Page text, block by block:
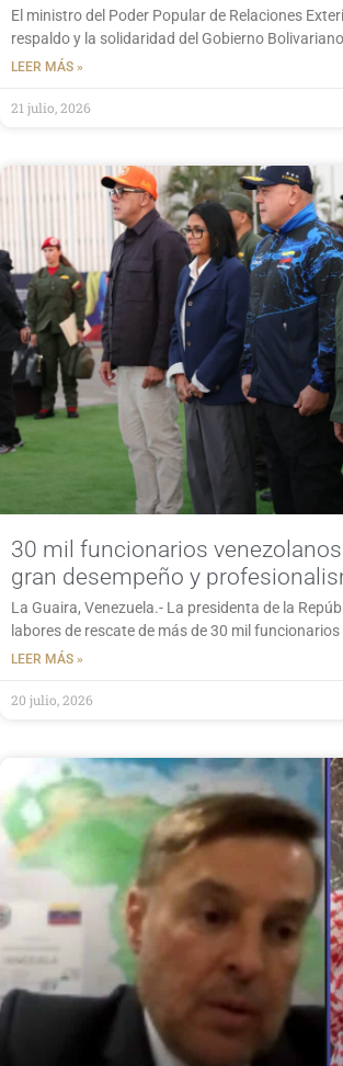
El ministro del Poder Popular de Relaciones
respaldo y la solidaridad del Gobierno
LEER MÁS »
21 julio, 2026
30 mil funcionarios
gran desempeño y
La Guaira, Venezuela.- La presidenta de la
labores de rescate de más de 30 mil
LEER MÁS »
20 julio, 2026